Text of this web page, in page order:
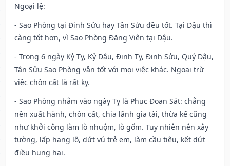
Ngoại lệ:
- Sao Phòng tại Đinh Sửu hay Tân Sửu đều tốt. Tại Dậu thì
càng tốt hơn, vì Sao Phòng Đăng Viên tại Dậu.
- Trong 6 ngày Kỷ Tỵ, Kỷ Dậu, Đinh Tỵ, Đinh Sửu, Quý Dậu,
Tân Sửu Sao Phòng vẫn tốt với mọi việc khác. Ngoại trừ
việc chôn cất là rất kỵ.
- Sao Phòng nhằm vào ngày Tỵ là Phục Đoạn Sát: chẳng
nên xuất hành, chôn cất, chia lãnh gia tài, thừa kế cũng
như khởi công làm lò nhuộm, lò gốm. Tuy nhiên nên xây
tường, lấp hang lỗ, dứt vú trẻ em, làm cầu tiêu, kết dứt
điều hung hại.